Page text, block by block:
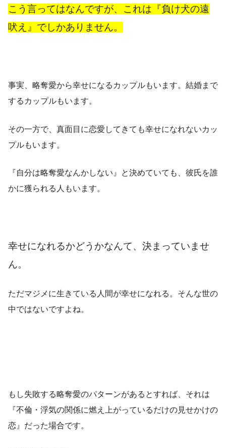
こう言ってはなんですが、これは『負け犬の遠
吠え』でしかありません。
事実、略奪愛から幸せになるカップルもいます。結婚まで
するカップルもいます。
その一方で、真面目に恋愛してきても幸せになれないカッ
プルもいます。
『自分は略奪愛なんかしない』と決めていても、彼氏を誰
かに獲られる人もいます。
幸せになれるかどうかなんて、決まっていませ
ん。
ただマジメに生きている人間が幸せになれる。そんな世の
中ではないですよね。
もし失敗する略奪愛のパターンがあるとすれば、それは
『不倫・浮気の関係に燃え上がっているだけの見せかけの
恋』だった場合です。